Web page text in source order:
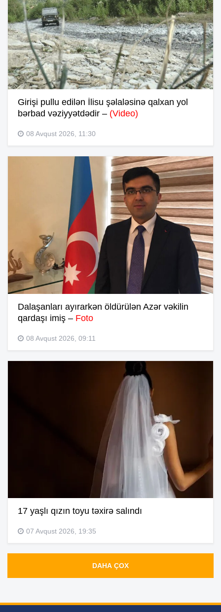
Girişi pullu edilən İlisu şəlaləsinə qalxan yol
bərbad vəziyyətdədir – (Video)
08 Avqust 2026, 11:30
Dalaşanları ayırarkən öldürülən Azər vəkilin
qardaşı imiş – Foto
08 Avqust 2026, 09:11
17 yaşlı qızın toyu təxirə salındı
07 Avqust 2026, 19:35
DAHA ÇOX